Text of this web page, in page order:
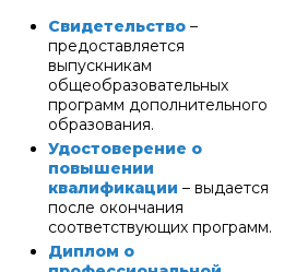
Свидетельство –
предоставляется
выпускникам
общеобразовательных
программ дополнительного
образования.
Удостоверение о
повышении
квалификации – выдается
после окончания
соответствующих программ.
Диплом о